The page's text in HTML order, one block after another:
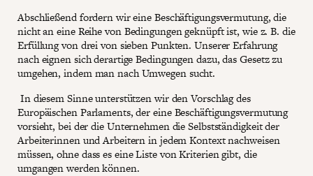
Abschließend fordern wir eine Beschäftigungsvermutung, die
nicht an eine Reihe von Bedingungen geknüpft ist, wie z. B. die
Erfüllung von drei von sieben Punkten. Unserer Erfahrung
nach eignen sich derartige Bedingungen dazu, das Gesetz zu
umgehen, indem man nach Umwegen sucht.
In diesem Sinne unterstützen wir den Vorschlag des
Europäischen Parlaments, der eine Beschäftigungsvermutung
vorsieht, bei der die Unternehmen die Selbstständigkeit der
Arbeiterinnen und Arbeitern in jedem Kontext nachweisen
müssen, ohne dass es eine Liste von Kriterien gibt, die
umgangen werden können.